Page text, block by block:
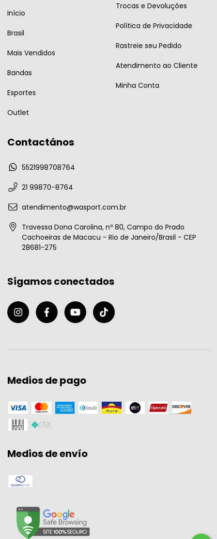
Início
Brasil
Mais Vendidos
Bandas
Esportes
Outlet
Trocas e Devoluções
Política de Privacidade
Rastreie seu Pedido
Atendimento ao Cliente
Minha Conta
Contactános
5521998708764
21 99870-8764
atendimento@wasport.com.br
Travessa Dona Carolina, nº 80, Campo do Prado
Cachoeiras de Macacu - Rio de Janeiro/Brasil - CEP
28681-275
Sigamos conectados
Medios de pago
Medios de envío